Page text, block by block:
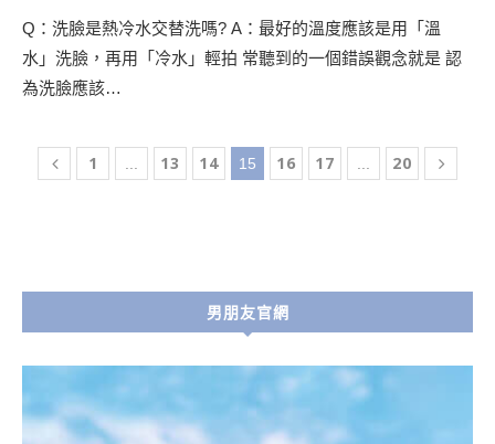
Q：洗臉是熱冷水交替洗嗎? A：最好的溫度應該是用「溫
水」洗臉，再用「冷水」輕拍 常聽到的一個錯誤觀念就是 認
為洗臉應該…
1 13 14 15 16 17 20
男朋友官網